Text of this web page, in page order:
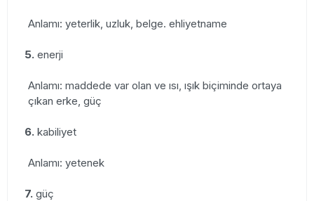
Anlamı: yeterlik, uzluk, belge. ehliyetname
5. enerji
Anlamı: maddede var olan ve ısı, ışık biçiminde ortaya
çıkan erke, güç
6. kabiliyet
Anlamı: yetenek
7. güç